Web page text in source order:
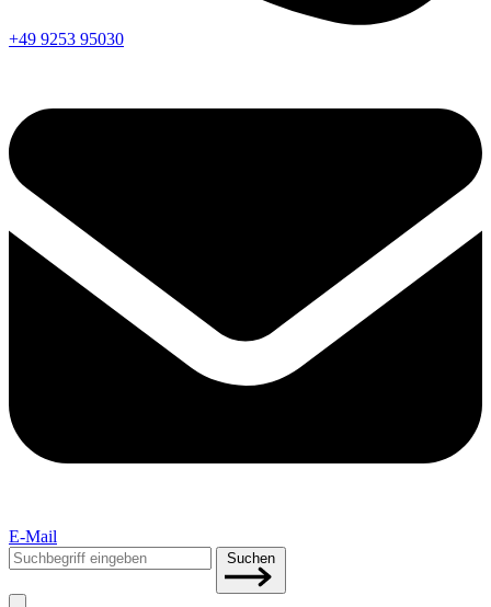
+49 9253 95030
E-Mail
Suchen
nach:
Suchen